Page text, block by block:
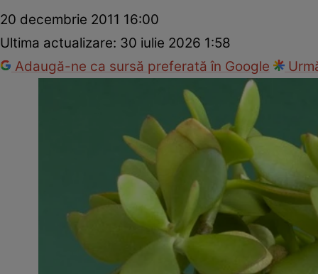
20 decembrie 2011 16:00
Ultima actualizare: 30 iulie 2026 1:58
Adaugă-ne ca sursă preferată în Google